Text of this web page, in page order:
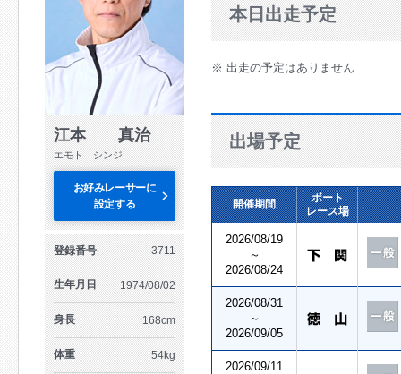
江本 真治
エモト シンジ
お好みレーサーに
設定する
登録番号 3711
生年月日 1974/08/02
身長 168cm
体重 54kg
本日出走予定
※ 出走の予定はありません
出場予定
開催期間
ボート
レース場
2026/08/19
～
2026/08/24
2026/08/31
～
2026/09/05
2026/09/11